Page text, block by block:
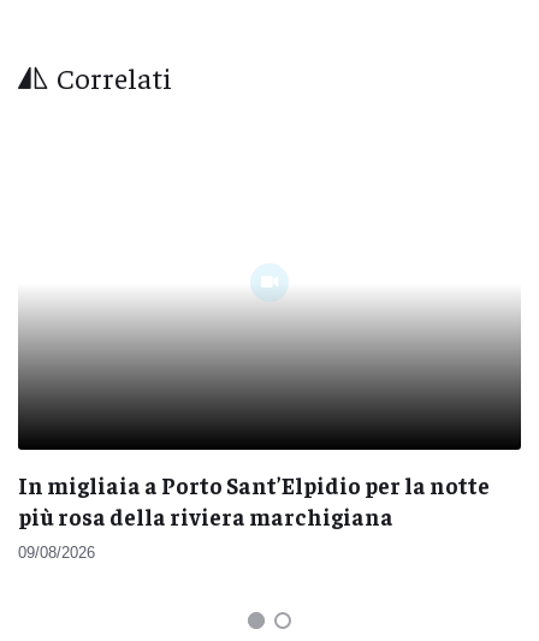
Correlati
In migliaia a Porto Sant’Elpidio per la notte
più rosa della riviera marchigiana
09/08/2026